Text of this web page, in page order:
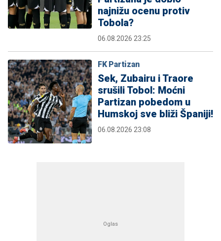
najnižu ocenu protiv
Tobola?
06.08.2026 23:25
FK Partizan
Sek, Zubairu i Traore
srušili Tobol: Moćni
Partizan pobedom u
Humskoj sve bliži Španiji!
06.08.2026 23:08